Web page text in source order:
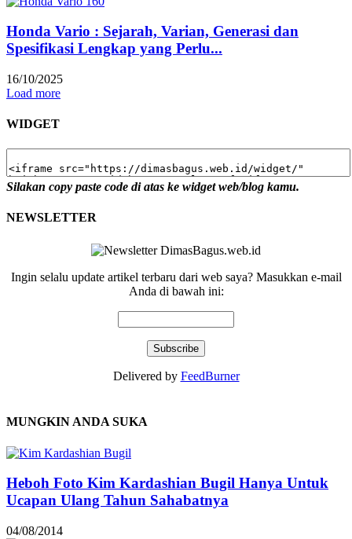
Honda Vario : Sejarah, Varian, Generasi dan
Spesifikasi Lengkap yang Perlu...
16/10/2025
Load more
WIDGET
Silakan copy paste code di atas ke widget web/blog kamu.
NEWSLETTER
Ingin selalu update artikel terbaru dari web saya? Masukkan e-mail
Anda di bawah ini:
Delivered by FeedBurner
MUNGKIN ANDA SUKA
Heboh Foto Kim Kardashian Bugil Hanya Untuk
Ucapan Ulang Tahun Sahabatnya
04/08/2014